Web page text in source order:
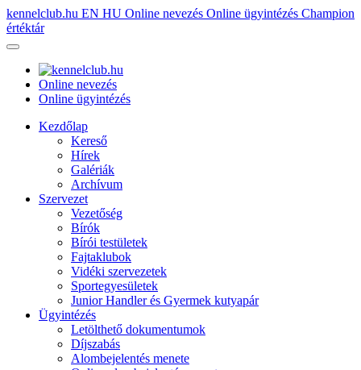
kennelclub.hu EN HU Online nevezés Online ügyintézés Champion
értéktár
Online nevezés
Online ügyintézés
Kezdőlap
Kereső
Hírek
Galériák
Archívum
Szervezet
Vezetőség
Bírók
Bírói testületek
Fajtaklubok
Vidéki szervezetek
Sportegyesületek
Junior Handler és Gyermek kutyapár
Ügyintézés
Letölthető dokumentumok
Díjszabás
Alombejelentés menete